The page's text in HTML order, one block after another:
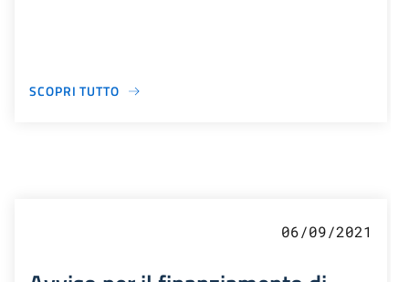
SCOPRI TUTTO
06/09/2021